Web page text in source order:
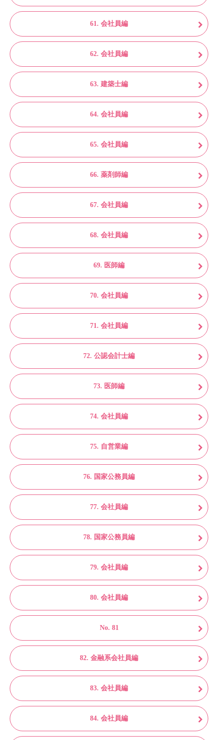
61. 会社員編
62. 会社員編
63. 建築士編
64. 会社員編
65. 会社員編
66. 薬剤師編
67. 会社員編
68. 会社員編
69. 医師編
70. 会社員編
71. 会社員編
72. 公認会計士編
73. 医師編
74. 会社員編
75. 自営業編
76. 国家公務員編
77. 会社員編
78. 国家公務員編
79. 会社員編
80. 会社員編
No. 81
82. 金融系会社員編
83. 会社員編
84. 会社員編